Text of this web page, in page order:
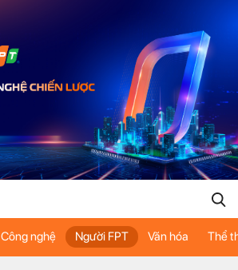
Công nghệ Người FPT Văn hóa Thể